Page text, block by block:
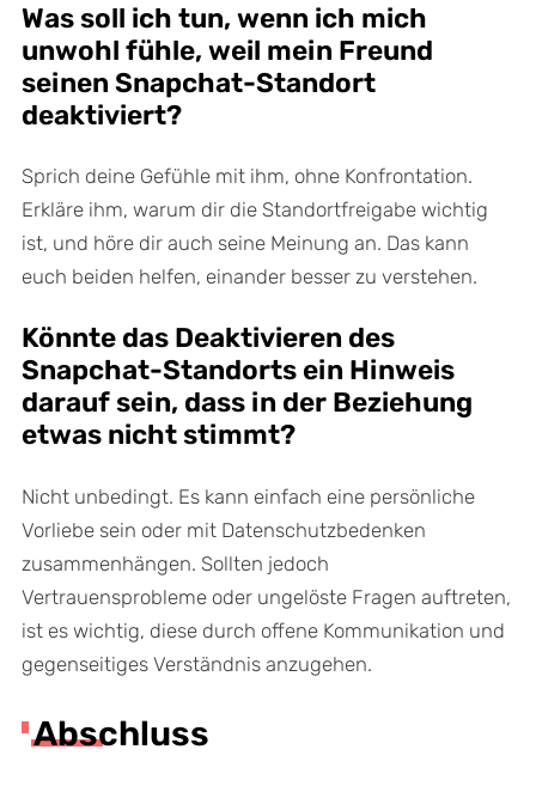
Was soll ich tun, wenn ich mich
unwohl fühle, weil mein Freund
seinen Snapchat-Standort
deaktiviert?
Sprich deine Gefühle mit ihm, ohne Konfrontation.
Erkläre ihm, warum dir die Standortfreigabe wichtig
ist, und höre dir auch seine Meinung an. Das kann
euch beiden helfen, einander besser zu verstehen.
Könnte das Deaktivieren des
Snapchat-Standorts ein Hinweis
darauf sein, dass in der Beziehung
etwas nicht stimmt?
Nicht unbedingt. Es kann einfach eine persönliche
Vorliebe sein oder mit Datenschutzbedenken
zusammenhängen. Sollten jedoch
Vertrauensprobleme oder ungelöste Fragen auftreten,
ist es wichtig, diese durch offene Kommunikation und
gegenseitiges Verständnis anzugehen.
Abschluss